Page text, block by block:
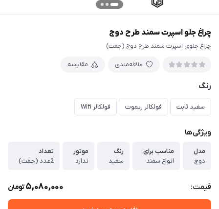
چراغ جلو اسپرت سمند طرح دوج
چراغ جلوی اسپرت سمند طرح دوج (جفت)
علاقه‌مندی مقایسه
رنگ
سفید ثابت فولکالر ریموت فولکالر Wifi
ویژگی‌ها
مدل
دوج
مناسب برای
انواع سمند
رنگ
سفید
موتور
ندارد
تعداد
2عدد (جفت)
قیمت: 5,080,000تومان